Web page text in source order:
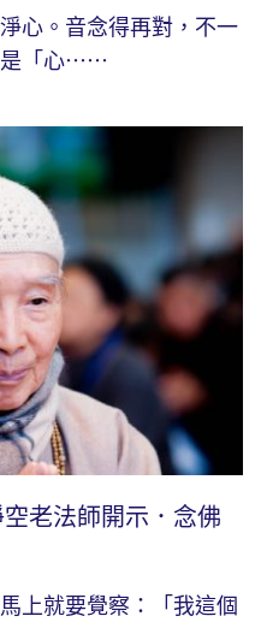
心。音念得再對，不一
是「心⋯⋯
老法師開示．念佛
上就要覺察：「我這個